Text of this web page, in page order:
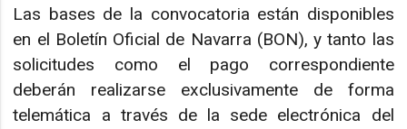
Las bases de la convocatoria están disponibles
en el Boletín Oficial de Navarra (BON), y tanto las
solicitudes como el pago correspondiente
deberán realizarse exclusivamente de forma
telemática a través de la sede electrónica del